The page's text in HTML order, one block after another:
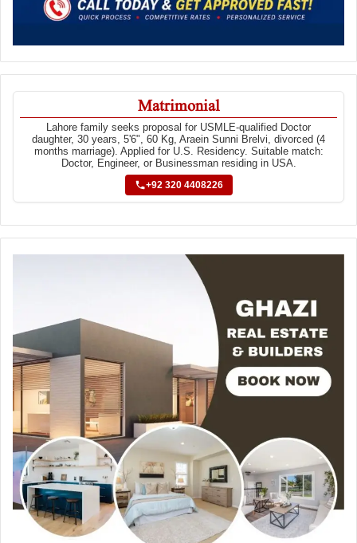
Matrimonial
Lahore family seeks proposal for USMLE-qualified Doctor
daughter, 30 years, 5'6", 60 Kg, Araein Sunni Brelvi, divorced (4
months marriage). Applied for U.S. Residency. Suitable match:
Doctor, Engineer, or Businessman residing in USA.
+92 320 4408226